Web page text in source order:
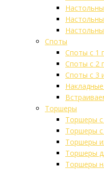
Споты
Споты с 1
Споты с 2
Споты с 3
Торшеры
Торшеры
Торшеры
Торшеры
Торшеры
Торшеры